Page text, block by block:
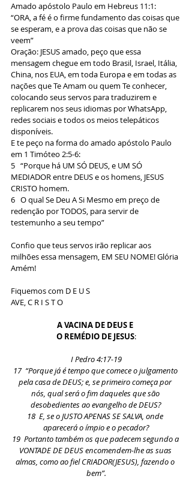
Amado apóstolo Paulo em Hebreus 11:1:
“ORA, a fé é o firme fundamento das coisas que
se esperam, e a prova das coisas que não se
veem”
Oração: JESUS amado, peço que essa
mensagem chegue em todo Brasil, Israel, Itália,
China, nos EUA, em toda Europa e em todas as
nações que Te Amam ou quem Te conhecer,
colocando seus servos para traduzirem e
replicarem nos seus idiomas por WhatsApp,
redes sociais e todos os meios telepáticos
disponíveis.
E te peço na forma do amado apóstolo Paulo
em 1 Timóteo 2:5-6:
5   “Porque há UM SÓ DEUS, e UM SÓ
MEDIADOR entre DEUS e os homens, JESUS
CRISTO homem.
6   O qual Se Deu A Si Mesmo em preço de
redenção por TODOS, para servir de
testemunho a seu tempo”
Confio que teus servos irão replicar aos
milhões essa mensagem, EM SEU NOME! Glória
Amém!
Fiquemos com D E U S
AVE, C R I S T O
A VACINA DE DEUS E
O REMÉDIO DE JESUS:
I Pedro 4:17-19
17  “Porque já é tempo que comece o julgamento
pela casa de DEUS; e, se primeiro começa por
nós, qual será o fim daqueles que são
desobedientes ao evangelho de DEUS?
18  E, se o JUSTO APENAS SE SALVA, onde
aparecerá o ímpio e o pecador?
19  Portanto também os que padecem segundo a
VONTADE DE DEUS encomendem-lhe as suas
almas, co­mo ao fiel CRIADOR(JESUS), fazendo o
bem”.